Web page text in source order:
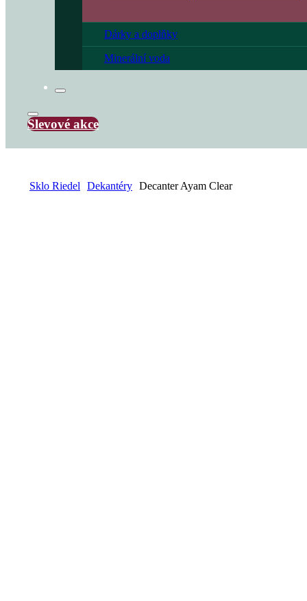
Dárky a doplňky
Minerální voda
Slevové akce
Sklo Riedel Dekantéry Decanter Ayam Clear